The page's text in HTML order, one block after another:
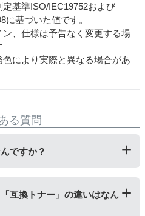
定基準ISO/IEC19752および
に基づいた値です。
ン、仕様は予告なく変更する場
色により実際と異なる場合があ
る質問
ですか？
をしたうえで、再度販売して
互換トナー」の違いはなん